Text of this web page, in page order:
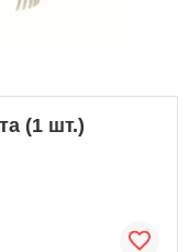
(1 шт.)